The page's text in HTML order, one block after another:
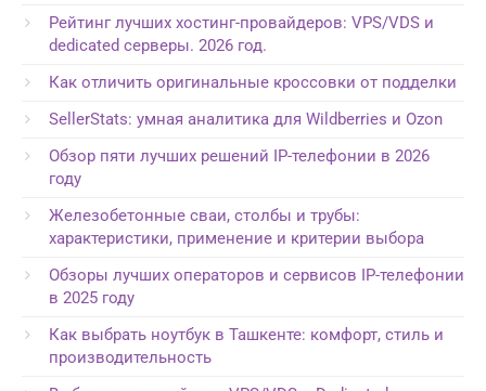
Рейтинг лучших хостинг-провайдеров: VPS/VDS и
dedicated серверы. 2026 год.
Как отличить оригинальные кроссовки от подделки
SellerStats: умная аналитика для Wildberries и Ozon
Обзор пяти лучших решений IP-телефонии в 2026
году
Железобетонные сваи, столбы и трубы:
характеристики, применение и критерии выбора
Обзоры лучших операторов и сервисов IP-телефонии
в 2025 году
Как выбрать ноутбук в Ташкенте: комфорт, стиль и
производительность